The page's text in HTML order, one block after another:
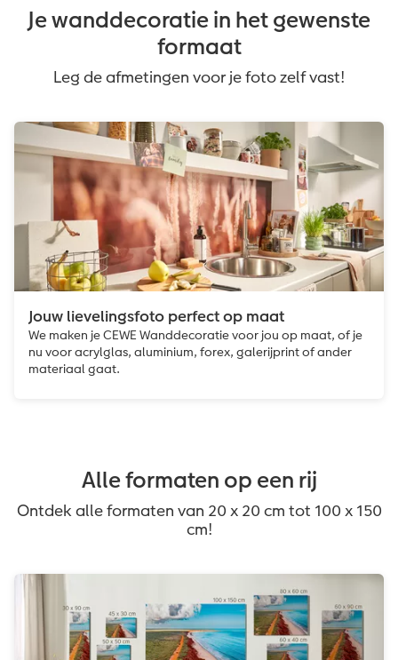
Je wanddecoratie in het gewenste
formaat
Leg de afmetingen voor je foto zelf vast!
Jouw lievelingsfoto perfect op maat
We maken je CEWE Wanddecoratie voor jou op maat, of je
nu voor acrylglas, aluminium, forex, galerijprint of ander
materiaal gaat.
Alle formaten op een rij
Ontdek alle formaten van 20 x 20 cm tot 100 x 150
cm!